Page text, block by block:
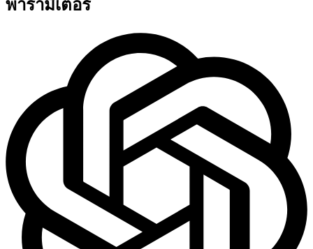
พารามิเตอร์